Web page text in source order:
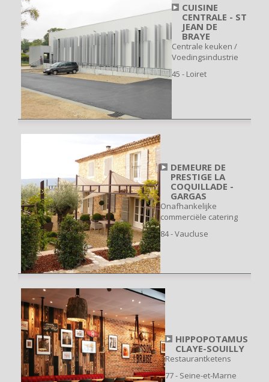
CUISINE
CENTRALE - ST
JEAN DE
BRAYE
Centrale keuken /
Voedingsindustrie
45 - Loiret
DEMEURE DE
PRESTIGE LA
COQUILLADE -
GARGAS
Onafhankelijke
commerciële catering
84 - Vaucluse
HIPPOPOTAMUS
CLAYE-SOUILLY
Restaurantketens
77 - Seine-et-Marne